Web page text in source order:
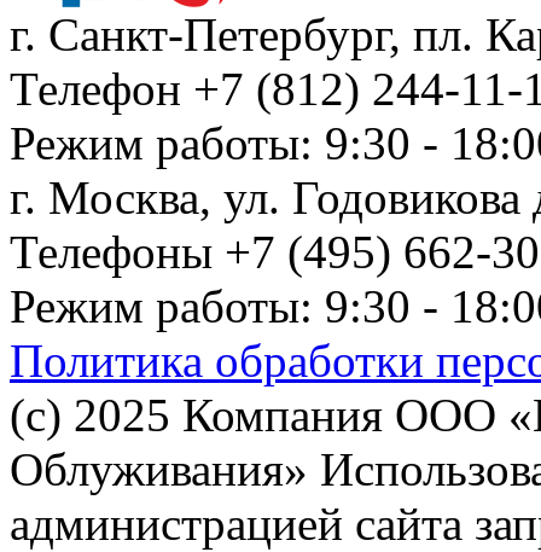
г. Санкт-Петербург, пл.
Телефон +7 (812) 244-
Режим работы: 9:30 -
г. Москва, ул.
Телефоны +7 (495) 662-
Режим работы: 9:30 -
Политика обработки
(с) 2025 Компания ООО
Облуживания»
администрацией сайта